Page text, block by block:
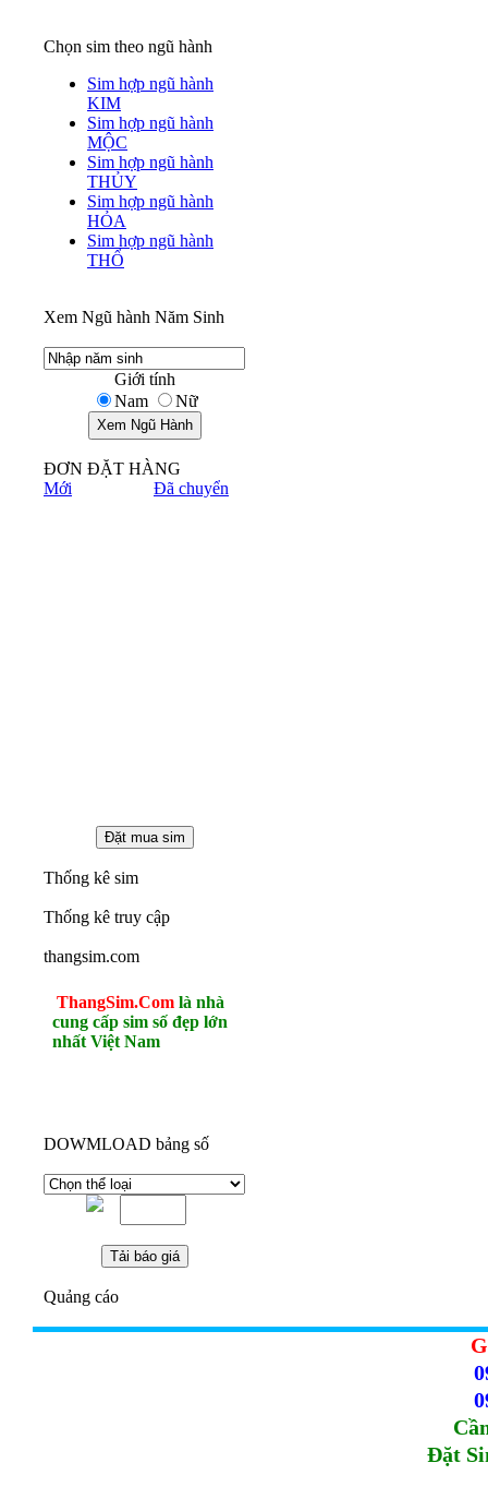
Chọn sim theo ngũ hành
Sim hợp ngũ hành
KIM
Sim hợp ngũ hành
MỘC
Sim hợp ngũ hành
THỦY
Sim hợp ngũ hành
HỎA
Sim hợp ngũ hành
THỔ
Xem Ngũ hành Năm Sinh
Giới tính
Nam
Nữ
ĐƠN ĐẶT HÀNG
Mới
Đã chuyển
Thống kê sim
Thống kê truy cập
thangsim.com
ThangSim.Com là nhà
cung cấp sim số đẹp lớn
nhất Việt Nam
DOWMLOAD bảng số
Quảng cáo
Đặt